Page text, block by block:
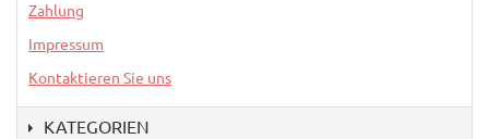
Zahlung
Impressum
Kontaktieren Sie uns
KATEGORIEN